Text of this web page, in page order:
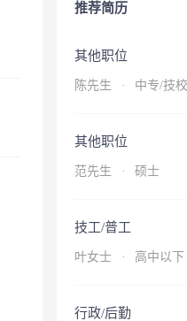
推荐简历
其他职位
陈先生 · 中专/技校
其他职位
范先生 · 硕士
技工/普工
叶女士 · 高中以下
行政/后勤